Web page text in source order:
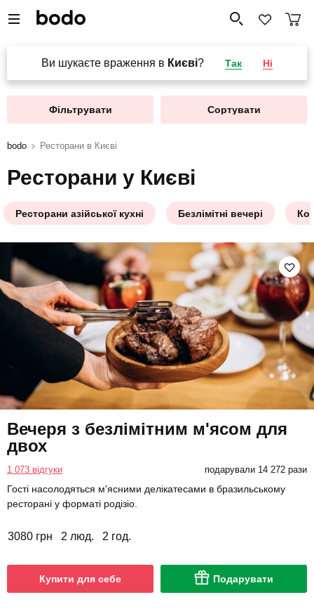
Ви шукаєте враження в Києві? Так Ні
Фільтрувати Сортувати
bodo Ресторани в Києві
Ресторани у Києві
Ресторани азійської кухні Безлімітні вечері
Вечеря з безлімітним м'ясом для
двох
1 073 відгуки подарували 14 272 рази
Гості насолодяться м'ясними делікатесами в бразильському
ресторані у форматі родізіо.
3080 грн 2 люд. 2 год.
Купити для себе Подарувати